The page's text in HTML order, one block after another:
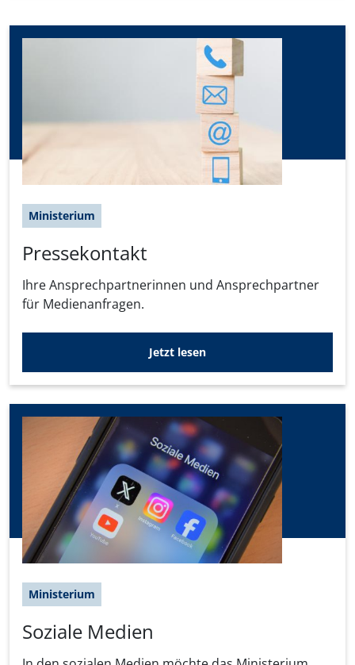
Ministerium
Pressekontakt
Ihre Ansprechpartnerinnen und Ansprechpartner
für Medienanfragen.
Jetzt lesen
Ministerium
Soziale Medien